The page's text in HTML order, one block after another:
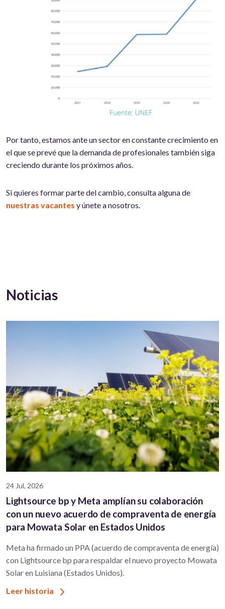
Por tanto, estamos ante un sector en constante crecimiento en
el que se prevé que la demanda de profesionales también siga
creciendo durante los próximos años.
Si quieres formar parte del cambio, consulta alguna de
nuestras vacantes y únete a nosotros.
Noticias
24 Jul, 2026
Lightsource bp y Meta amplían su colaboración
con un nuevo acuerdo de compraventa de energía
para Mowata Solar en Estados Unidos
Meta ha firmado un PPA (acuerdo de compraventa de energía)
con Lightsource bp para respaldar el nuevo proyecto Mowata
Solar en Luisiana (Estados Unidos).
Leer historia